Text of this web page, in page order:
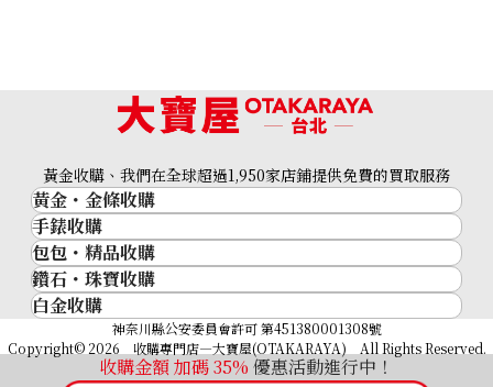
收購金額 加碼35% 優惠活動進行中！
黃金收購、我們在全球超過1,950家店鋪提供免費的買取服務
黃金・金條收購
黃金與貴金屬
金的錠
金幣
黃金過去10年
黃金飾品
黃金戒指
手錶收購
名牌手錶
Rolex
Patek Philippe
Audemars Piguet
Vacheron Constantin
包包・精品收購
品牌精品
Cartier
LOUIS VUITTON
Hermès
鑽石・珠寶收購
鑽石･珠寶
祖母綠（翠玉）
白金收購
神奈川縣公安委員會許可 第451380001308號
Copyright© 2026 收購專門店—大寶屋(OTAKARAYA) All Rights Reserved.